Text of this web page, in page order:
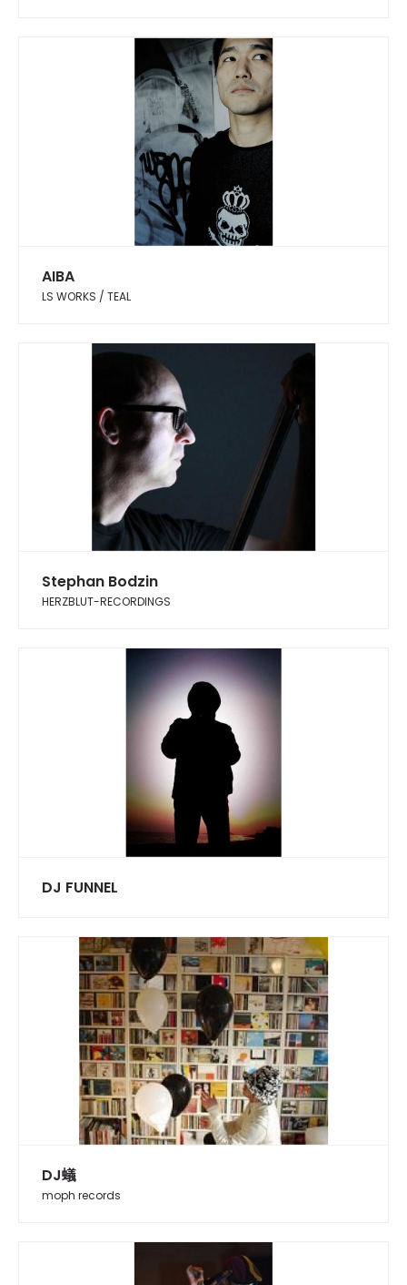
AIBA
LS WORKS / TEAL
Stephan Bodzin
HERZBLUT-RECORDINGS
DJ FUNNEL
DJ蟻
moph records